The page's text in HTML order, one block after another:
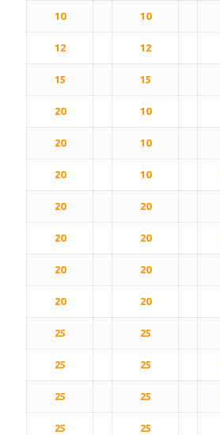
10 10
12 12
15 15
20 10
20 10
20 10
20 20
20 20
20 20
20 20
25 25
25 25
25 25
25 25